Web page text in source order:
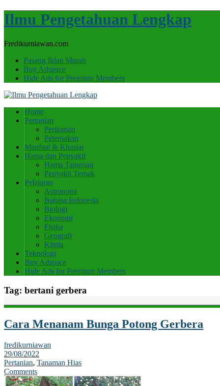
Ilmu Pengetahuan Lengkap
Fredikurniawan.com
Pasang Iklan Murah
Buy Adspace
Hide Ads for Premium Members
Home
Pertanian
Perikanan
Peternakan
Manfaat & Khasiat
Hama dan Penyakit
Hama Tanaman
Penyakit Ternak
Pelajaran
Astronomi
Bahasa Indonesia
Biologi
Ekonomi
Fisika
Geografi
Kimia
Teknologi
Buy Adspace
Hide Ads for Premium Members
Tag: bertani gerbera
Cara Menanam Bunga Potong Gerbera
fredikurniawan
29/08/2022
Pertanian, Tanaman Hias
Comments